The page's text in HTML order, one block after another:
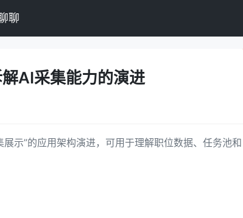
聊
AI采集能力的演进
示”的应用架构演进，可用于理解职位数据、任务池和